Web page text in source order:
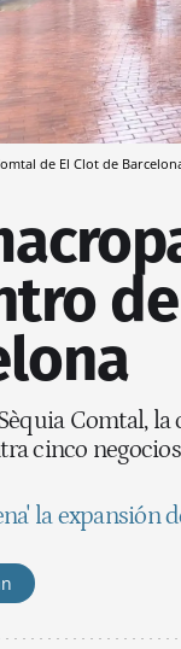
de El Clot de
Comtal,
cinco
la expansión